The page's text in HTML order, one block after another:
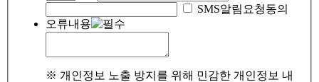
SMS알림요청동의
오류내용
※ 개인정보 노출 방지를 위해 민감한 개인정보 내